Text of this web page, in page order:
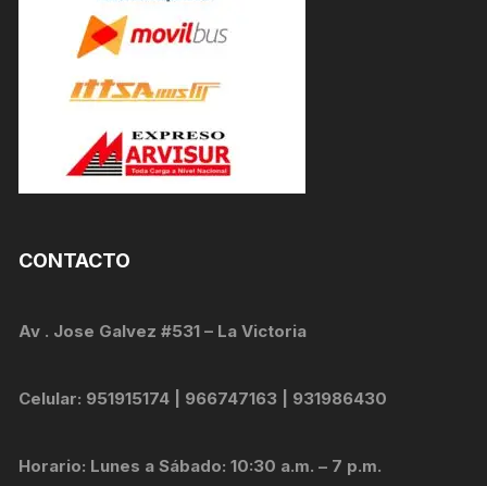
CONTACTO
Av . Jose Galvez #531 – La Victoria
Celular: 951915174 | 966747163 | 931986430
Horario: Lunes a Sábado: 10:30 a.m. – 7 p.m.